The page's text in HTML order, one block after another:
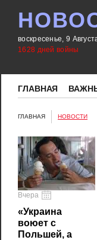
воскресенье, 9
1628 дней войны
ГЛАВНАЯ
ГЛАВНАЯ НОВОСТИ
Вчера
«Украина
воюет с
Польшей, а